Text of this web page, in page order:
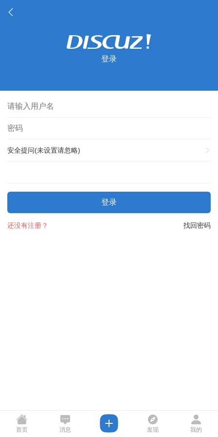
登录
安全提问(未设置请忽略)
登录
找回密码
还没有注册？
首页 消息 发现 我的